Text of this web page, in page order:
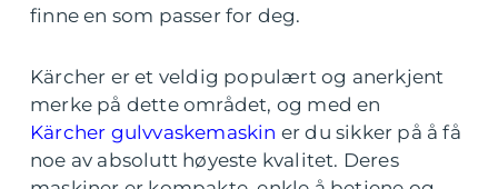
finne en som passer for deg.
Kärcher er et veldig populært og anerkjent
merke på dette området, og med en
Kärcher gulvvaskemaskin er du sikker på å få
noe av absolutt høyeste kvalitet. Deres